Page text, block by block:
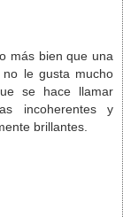
más bien que una
le gusta mucho
se hace llamar
incoherentes y
brillantes.